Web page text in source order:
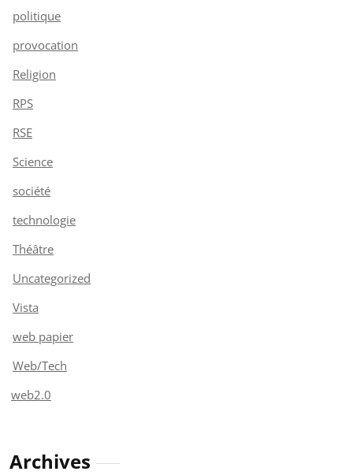
politique
provocation
Religion
RPS
RSE
Science
société
technologie
Théâtre
Uncategorized
Vista
web papier
Web/Tech
web2.0
Archives